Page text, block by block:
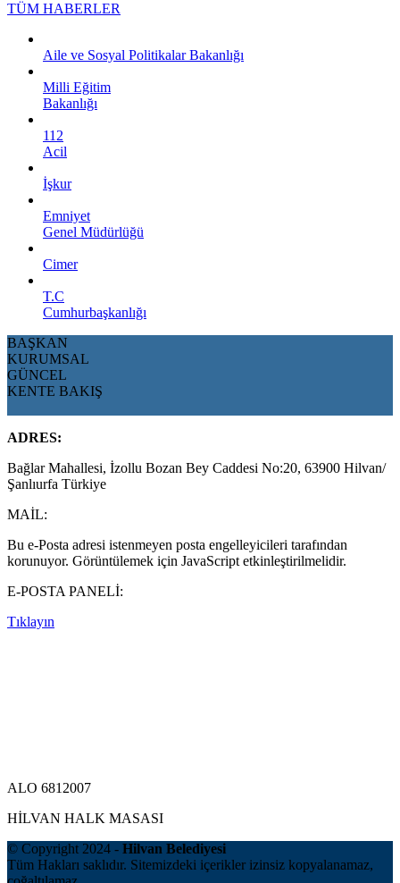
TÜM HABERLER
Aile ve Sosyal Politikalar Bakanlığı
Milli Eğitim
Bakanlığı
112
Acil
İşkur
Emniyet
Genel Müdürlüğü
Cimer
T.C
Cumhurbaşkanlığı
BAŞKAN
KURUMSAL
GÜNCEL
KENTE BAKIŞ
ADRES:
Bağlar Mahallesi, İzollu Bozan Bey Caddesi No:20, 63900 Hilvan/
Şanlıurfa Türkiye
MAİL:
Bu e-Posta adresi istenmeyen posta engelleyicileri tarafından
korunuyor. Görüntülemek için JavaScript etkinleştirilmelidir.
E-POSTA PANELİ:
Tıklayın
ALO 6812007
HİLVAN HALK MASASI
© Copyright 2024 - Hilvan Belediyesi
Tüm Hakları saklıdır. Sitemizdeki içerikler izinsiz kopyalanamaz,